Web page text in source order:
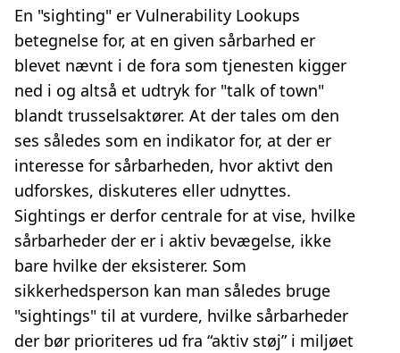
En "sighting" er Vulnerability Lookups
betegnelse for, at en given sårbarhed er
blevet nævnt i de fora som tjenesten kigger
ned i og altså et udtryk for "talk of town"
blandt trusselsaktører. At der tales om den
ses således som en indikator for, at der er
interesse for sårbarheden, hvor aktivt den
udforskes, diskuteres eller udnyttes.
Sightings er derfor centrale for at vise, hvilke
sårbarheder der er i aktiv bevægelse, ikke
bare hvilke der eksisterer. Som
sikkerhedsperson kan man således bruge
"sightings" til at vurdere, hvilke sårbarheder
der bør prioriteres ud fra “aktiv støj” i miljøet